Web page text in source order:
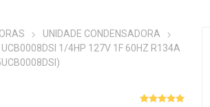
UNIDADE CONDENSADORA
UCB0008DSI 1/4HP 127V 1F 60HZ R134A